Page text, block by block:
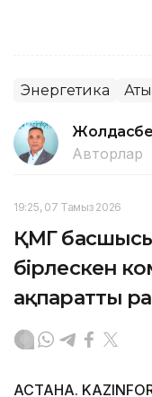
Энергетика
Авторлар
19:25, 07 Тамыз 2026
ҚМГ
бірлескен
ақпаратты
АСТАНА.